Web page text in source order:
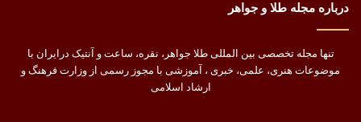
درباره مجله طلا و جواهر
تنها مجله تخصصی بین المللی طلا جواهر، نقره، ساعت و آنتیک درایران با
موضوعات هنری، علمی، خبری ، آموزشی با مجوز رسمی از وزارت فرهنگ و
ارشاد اسلامی